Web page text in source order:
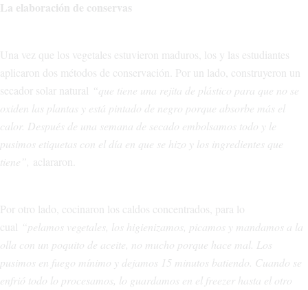
La elaboración de conservas
Una vez que los vegetales estuvieron maduros, los y las estudiantes
aplicaron dos métodos de conservación. Por un lado, construyeron un
secador solar natural “que tiene una rejita de plástico para que no se
oxiden las plantas y está pintado de negro porque absorbe más el
calor. Después de una semana de secado embolsamos todo y le
pusimos etiquetas con el día en que se hizo y los ingredientes que
tiene”, aclararon.
Por otro lado, cocinaron los caldos concentrados, para lo
cual “pelamos vegetales, los higienizamos, picamos y mandamos a la
olla con un poquito de aceite, no mucho porque hace mal. Los
pusimos en fuego mínimo y dejamos 15 minutos batiendo. Cuando se
enfrió todo lo procesamos, lo guardamos en el freezer hasta el otro